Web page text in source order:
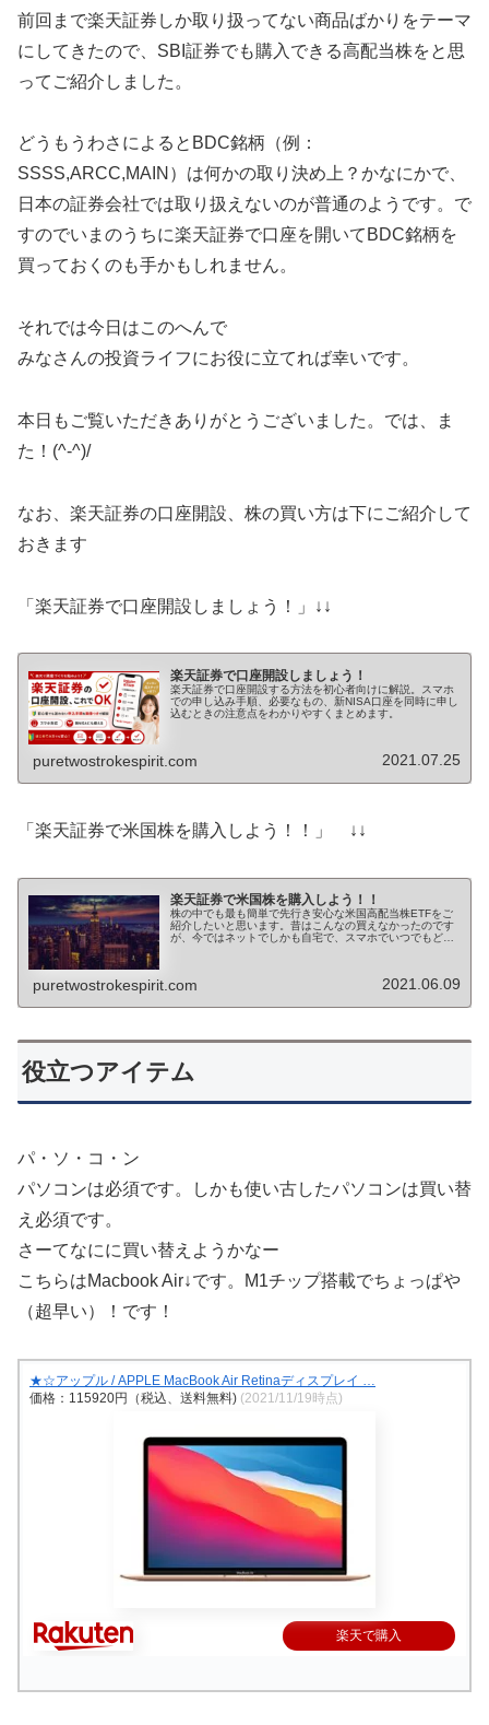
前回まで楽天証券しか取り扱ってない商品ばかりをテーマ
にしてきたので、SBI証券でも購入できる高配当株をと思
ってご紹介しました。
どうもうわさによるとBDC銘柄（例：
SSSS,ARCC,MAIN）は何かの取り決め上？かなにかで、
日本の証券会社では取り扱えないのが普通のようです。で
すのでいまのうちに楽天証券で口座を開いてBDC銘柄を
買っておくのも手かもしれません。
それでは今日はこのへんで
みなさんの投資ライフにお役に立てれば幸いです。
本日もご覧いただきありがとうございました。では、ま
た！(^-^)/
なお、楽天証券の口座開設、株の買い方は下にご紹介して
おきます
「楽天証券で口座開設しましょう！」↓↓
楽天証券で口座開設しましょう！
楽天証券で口座開設する方法を初心者向けに解説。スマホ
での申し込み手順、必要なもの、新NISA口座を同時に申し
込むときの注意点をわかりやすくまとめます。
puretwostrokespirit.com 2021.07.25
「楽天証券で米国株を購入しよう！！」 ↓↓
楽天証券で米国株を購入しよう！！
株の中でも最も簡単で先行き安心な米国高配当株ETFをご
紹介したいと思います。昔はこんなの買えなかったのです
が、今ではネットでしかも自宅で、スマホでいつでもどこ
puretwostrokespirit.com 2021.06.09
役立つアイテム
パ・ソ・コ・ン
パソコンは必須です。しかも使い古したパソコンは買い替
え必須です。
さーてなにに買い替えようかなー
こちらはMacbook Air↓です。M1チップ搭載でちょっぱや
（超早い）！です！
★☆アップル / APPLE MacBook Air Retinaディスプレイ …
価格：115920円（税込、送料無料) (2021/11/19時点)
楽天で購入